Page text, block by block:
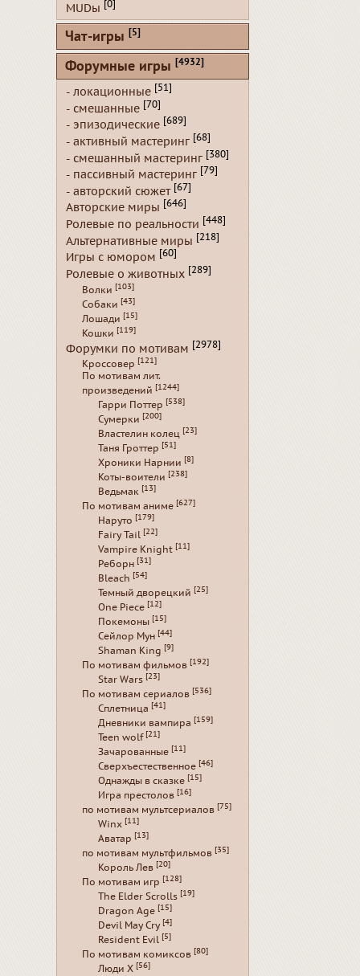
MUDы [0]
Чат-игры [5]
Форумные игры [4932]
- локационные [51]
- смешанные [70]
- эпизодические [689]
- активный мастеринг [68]
- смешанный мастеринг [380]
- пассивный мастеринг [79]
- авторский сюжет [67]
Авторские миры [646]
Ролевые по реальности [448]
Альтернативные миры [218]
Игры с юмором [60]
Ролевые о животных [289]
Волки [103]
Собаки [43]
Лошади [15]
Кошки [119]
Форумки по мотивам [2978]
Кроссовер [121]
По мотивам лит.
произведений [1244]
Гарри Поттер [538]
Сумерки [200]
Властелин колец [23]
Таня Гроттер [51]
Хроники Нарнии [8]
Коты-воители [238]
Ведьмак [13]
По мотивам аниме [627]
Наруто [179]
Fairy Tail [22]
Vampire Knight [11]
Реборн [31]
Bleach [54]
Темный дворецкий [25]
One Piece [12]
Покемоны [15]
Сейлор Мун [44]
Shaman King [9]
По мотивам фильмов [192]
Star Wars [23]
По мотивам сериалов [536]
Сплетница [41]
Дневники вампира [159]
Teen wolf [21]
Зачарованные [11]
Сверхъестественное [46]
Однажды в сказке [15]
Игра престолов [16]
по мотивам мультсериалов [75]
Winx [11]
Аватар [13]
по мотивам мультфильмов [35]
Король Лев [20]
По мотивам игр [128]
The Elder Scrolls [19]
Dragon Age [15]
Devil May Cry [4]
Resident Evil [5]
По мотивам комиксов [80]
Люди Х [56]